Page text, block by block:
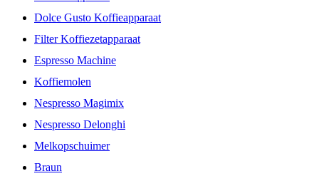
Dolce Gusto Koffieapparaat
Filter Koffiezetapparaat
Espresso Machine
Koffiemolen
Nespresso Magimix
Nespresso Delonghi
Melkopschuimer
Braun